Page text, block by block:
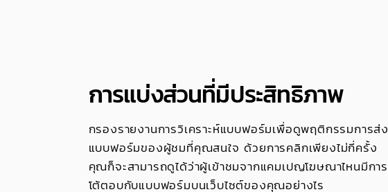
การแบ่งส่วนที่มีประสิทธิภาพ
กรองรายงานการวิเคราะห์แบบฟอร์มเพื่อดูพฤติกรรมการส่ง
แบบฟอร์มของผู้ชมที่คุณสนใจ ด้วยการคลิกเพียงไม่กี่ครั้ง
คุณก็จะสามารถดูได้ว่าผู้เข้าชมจากแคมเปญโฆษณาไหนมีการ
โต้ตอบกับแบบฟอร์มบนเว็บไซต์ของคุณอย่างไร